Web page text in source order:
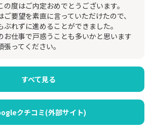
の度はご内定おめでとうございます。
要望を素直に言っていただけたので、
れずに進めることができました。
お仕事で戸惑うことも多いかと思います
ってください。
すべて見る
クチコミ(外部サイト)